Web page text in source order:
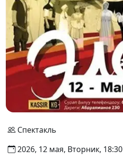
Спектакль
2026, 12 мая, Вторник, 18:30